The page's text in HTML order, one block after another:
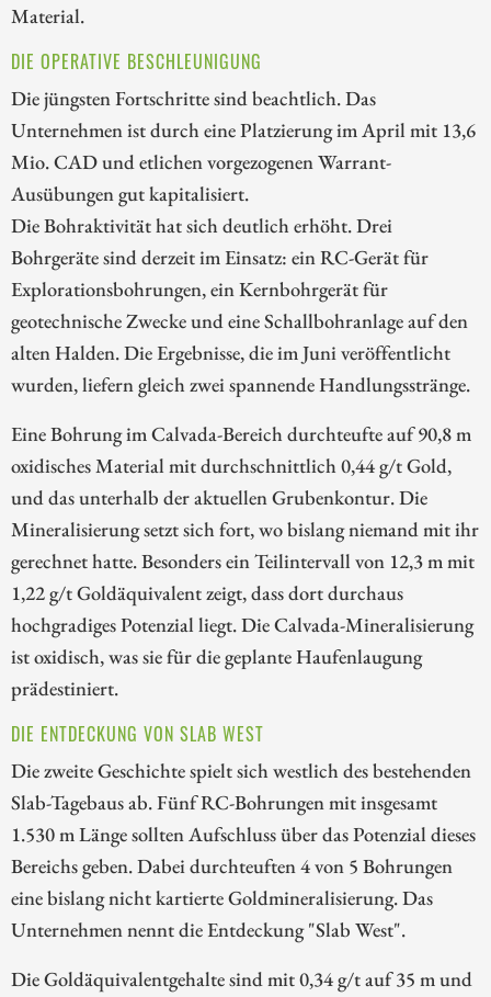
Material.
DIE OPERATIVE BESCHLEUNIGUNG
Die jüngsten Fortschritte sind beachtlich. Das
Unternehmen ist durch eine Platzierung im April mit 13,6
Mio. CAD und etlichen vorgezogenen Warrant-
Ausübungen gut kapitalisiert.
Die Bohraktivität hat sich deutlich erhöht. Drei
Bohrgeräte sind derzeit im Einsatz: ein RC-Gerät für
Explorationsbohrungen, ein Kernbohrgerät für
geotechnische Zwecke und eine Schallbohranlage auf den
alten Halden. Die Ergebnisse, die im Juni veröffentlicht
wurden, liefern gleich zwei spannende Handlungsstränge.
Eine Bohrung im Calvada-Bereich durchteufte auf 90,8 m
oxidisches Material mit durchschnittlich 0,44 g/t Gold,
und das unterhalb der aktuellen Grubenkontur. Die
Mineralisierung setzt sich fort, wo bislang niemand mit ihr
gerechnet hatte. Besonders ein Teilintervall von 12,3 m mit
1,22 g/t Goldäquivalent zeigt, dass dort durchaus
hochgradiges Potenzial liegt. Die Calvada-Mineralisierung
ist oxidisch, was sie für die geplante Haufenlaugung
prädestiniert.
DIE ENTDECKUNG VON SLAB WEST
Die zweite Geschichte spielt sich westlich des bestehenden
Slab-Tagebaus ab. Fünf RC-Bohrungen mit insgesamt
1.530 m Länge sollten Aufschluss über das Potenzial dieses
Bereichs geben. Dabei durchteuften 4 von 5 Bohrungen
eine bislang nicht kartierte Goldmineralisierung. Das
Unternehmen nennt die Entdeckung "Slab West".
Die Goldäquivalentgehalte sind mit 0,34 g/t auf 35 m und